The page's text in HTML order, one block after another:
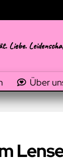
Liebe.
Über